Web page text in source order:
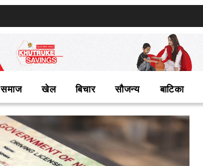
समाज खेल बिचार सौजन्य बाटिका